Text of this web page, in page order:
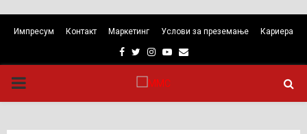
Импресум Контакт Маркетинг Услови за преземање Кариера
Facebook
TwitterInstagram
Youtube
Email
PRIMARY